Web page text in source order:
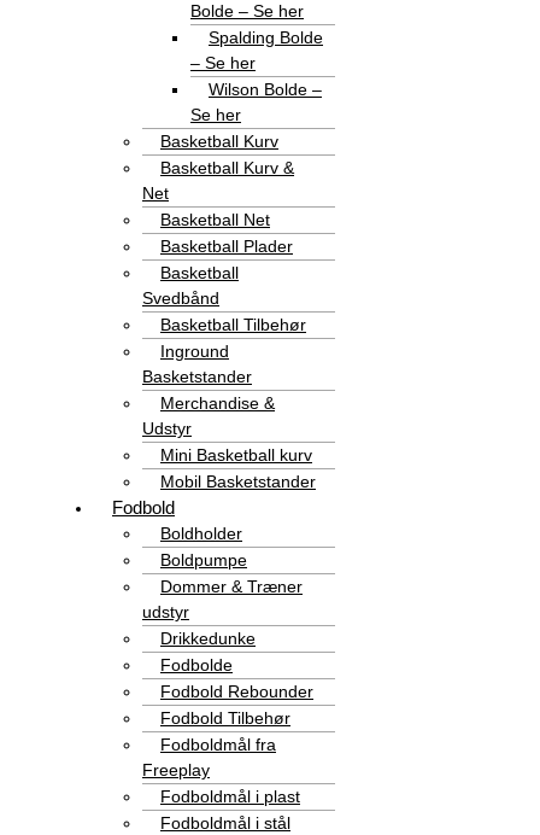
Bolde – Se her
Spalding Bolde
– Se her
Wilson Bolde –
Se her
Basketball Kurv
Basketball Kurv &
Net
Basketball Net
Basketball Plader
Basketball
Svedbånd
Basketball Tilbehør
Inground
Basketstander
Merchandise &
Udstyr
Mini Basketball kurv
Mobil Basketstander
Fodbold
Boldholder
Boldpumpe
Dommer & Træner
udstyr
Drikkedunke
Fodbolde
Fodbold Rebounder
Fodbold Tilbehør
Fodboldmål fra
Freeplay
Fodboldmål i plast
Fodboldmål i stål